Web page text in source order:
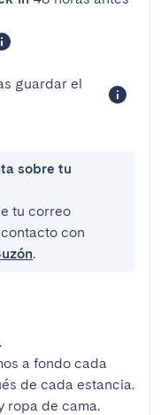
guardar el
sobre tu
tu correo
con
.
.
a fondo cada
de cada estancia.
ropa de cama.